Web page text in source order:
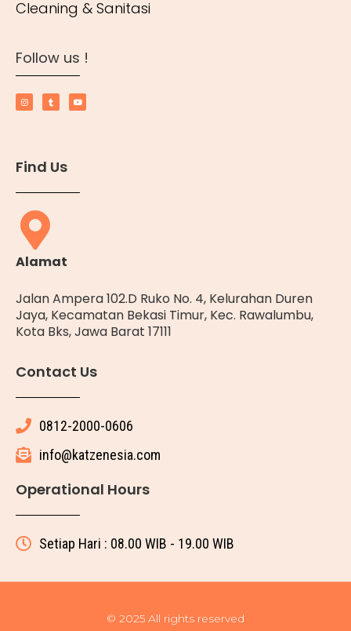
Cleaning & Sanitasi
Follow us !
Find Us
Alamat
Jalan Ampera 102.D Ruko No. 4, Kelurahan Duren
Jaya, Kecamatan Bekasi Timur, Kec. Rawalumbu,
Kota Bks, Jawa Barat 17111
Contact Us
0812-2000-0606
info@katzenesia.com
Operational Hours
Setiap Hari : 08.00 WIB - 19.00 WIB
© 2025 All rights reserved